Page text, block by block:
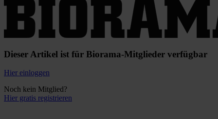
Dieser Artikel ist für Biorama-Mitglieder verfügbar
Hier einloggen
Noch kein Mitglied?
Hier gratis registrieren